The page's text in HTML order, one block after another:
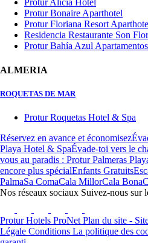
Protur Alicia Hotel
Protur Bonaire Aparthotel
Protur Floriana Resort
Residencia Restaurante Son
Protur Bahía Azul Apartamentos
ALMERIA
ROQUETAS DE MAR
Protur Roquetas Hotel & Spa
Réservez en avance et économisez
Playa Hotel & SpaÉvade-toi vers le
vous au paradis : Protur Palmeras
encore plus spécialEnfants Gratuits
PalmaSa ComaCala MillorCala Bona
Nos réseaux sociaux Suivez-nous sur
Protur Hotels ProNet Plan du site -
Légale Conditions La politique des